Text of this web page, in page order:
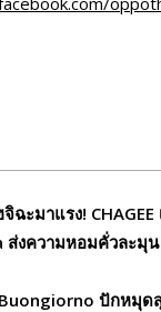
จิฉะมาแรง!
ส่งความหอมคั่วละมุ
ปักหมุด